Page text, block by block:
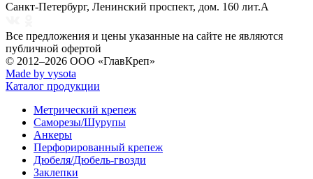
Санкт-Петербург, Ленинский проспект, дом. 160 лит.А
Все предложения и цены указанные на сайте не являются
публичной офертой
© 2012–2026 ООО «ГлавКреп»
Made by vysota
Каталог продукции
Метрический крепеж
Саморезы/Шурупы
Анкеры
Перфорированный крепеж
Дюбеля/Дюбель-гвозди
Заклепки